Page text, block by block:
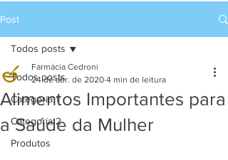
Post
Todos posts
Categoria 1
Categoria 2
Produtos
Todos posts
Alimentos Importantes para
a Saúde da Mulher
Farmácia Cedroni
24 de abr. de 2020 4 min de leitura